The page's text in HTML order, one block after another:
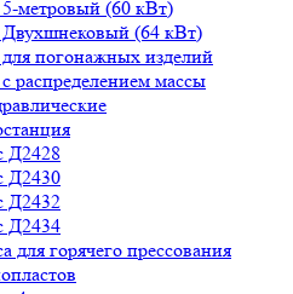
метровый (60 кВт)
(64 кВт)
погонажных изделий
распределением массы
Д2428
Д2430
Д2432
Д2434
для горячего прессования